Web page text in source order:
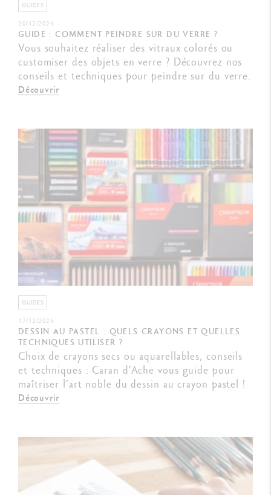
GUIDES
20/12/2024
GUIDE : COMMENT PEINDRE SUR DU VERRE ?
Vous souhaitez réaliser des vitraux colorés ou
customiser des objets en verre ? Découvrez nos
conseils et techniques pour peindre sur du verre.
Découvrir
GUIDES
17/12/2024
DESSIN AU PASTEL : QUELS CRAYONS ET QUELLES
TECHNIQUES UTILISER ?
Choix de crayons secs ou aquarellables, conseils
et techniques : Caran d’Ache vous guide pour
maîtriser l’art noble du dessin au crayon pastel !
Découvrir